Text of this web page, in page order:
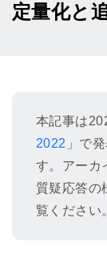
定量化と
本記事は
2022 」で
す。アーカ
質疑応答の
覧ください